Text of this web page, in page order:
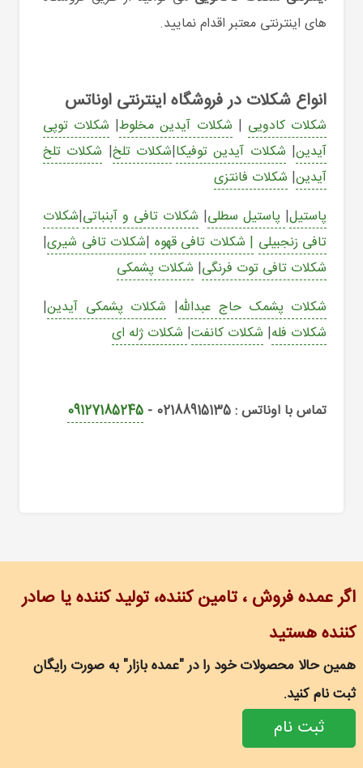
های اینترنتی معتبر اقدام نمایید.
انواع شکلات در فروشگاه اینترنتی اوناتس
شکلات کادویی | شکلات آیدین مخلوط| شکلات توپی
آیدین| شکلات آیدین توفیکا|شکلات تلخ| شکلات تلخ
آیدین| شکلات فانتزی
پاستیل| پاستیل سطلی| شکلات تافی و آبنباتی|شکلات
تافی زنجبیلی | شکلات تافی قهوه |شکلات تافی شیری|
شکلات تافی توت فرنگی| شکلات پشمکی
شکلات پشمک حاج عبدالله| شکلات پشمکی آیدین|
شکلات فله| شکلات کانفت| شکلات ژله ای
تماس با اوناتس : 02188915135 - 09127185245
اگر عمده فروش ، تامین کننده، تولید کننده یا صادر
کننده هستید
همین حالا محصولات خود را در "عمده بازار" به صورت رایگان
ثبت نام کنید.
ثبت نام